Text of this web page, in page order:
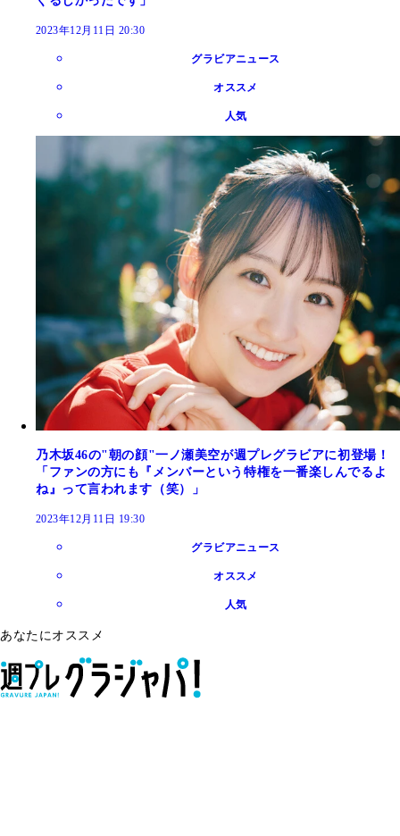
2023年12月11日 20:30
グラビアニュース
オススメ
人気
乃木坂46の"朝の顔"一ノ瀬美空が週プレグラビアに初登場！
「ファンの方にも『メンバーという特権を一番楽しんでるよ
ね』って言われます（笑）」
2023年12月11日 19:30
グラビアニュース
オススメ
人気
あなたにオススメ